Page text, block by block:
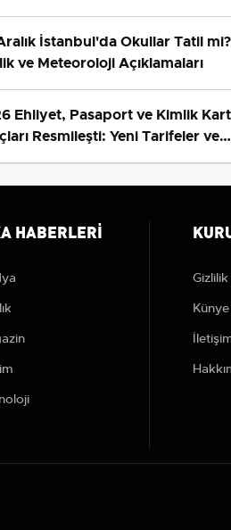
İstanbul'da Okullar Tatil mi?
ve Meteoroloji Açıklamaları
Ehliyet, Pasaport ve Kimlik
Resmileşti: Yeni Tarifeler ve
HABERLERI
Künye